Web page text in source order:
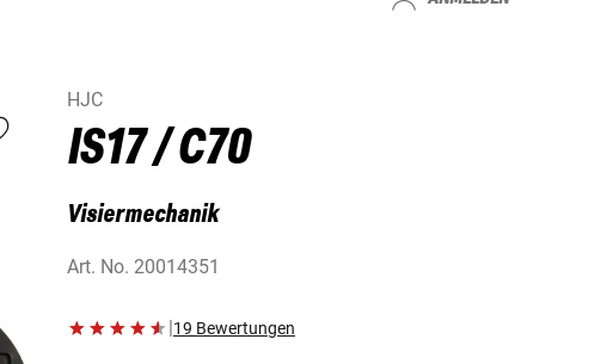
HJC
IS17 / C70
Visiermechanik
Art. No. 20014351
|19 Bewertungen